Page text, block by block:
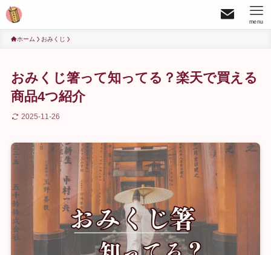
menu
ホーム おみくじ
おみくじ箸って知ってる？楽天で買える
商品4つ紹介
2025-11-26